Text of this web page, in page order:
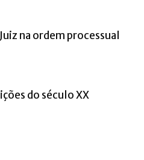
na ordem processual
do século XX